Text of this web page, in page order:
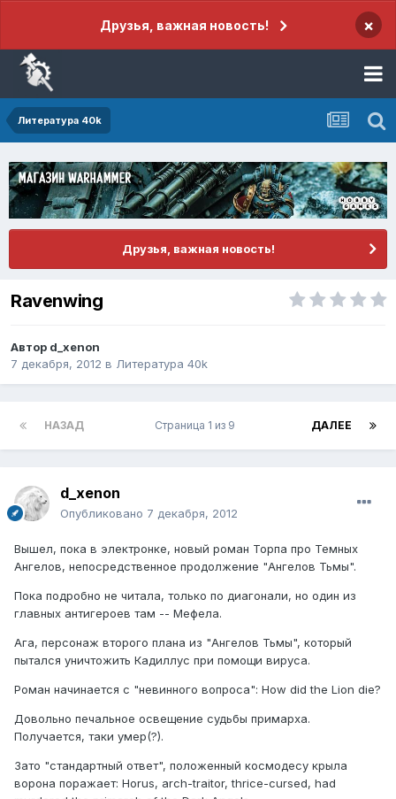
Друзья, важная новость! ×
Литература 40k
Друзья, важная новость!
Ravenwing
Автор d_xenon
7 декабря, 2012 в Литература 40k
НАЗАД ДАЛЕЕ
Страница 1 из 9
d_xenon
Опубликовано 7 декабря, 2012
Вышел, пока в электронке, новый роман Торпа про Темных
Ангелов, непосредственное продолжение "Ангелов Тьмы".
Пока подробно не читала, только по диагонали, но один из
главных антигероев там -- Мефела.
Ага, персонаж второго плана из "Ангелов Тьмы", который
пытался уничтожить Кадиллус при помощи вируса.
Роман начинается с "невинного вопроса": How did the Lion die?
Довольно печальное освещение судьбы примарха.
Получается, таки умер(?).
Зато "стандартный ответ", положенный космодесу крыла
ворона поражает: Horus, arch-traitor, thrice-cursed, had